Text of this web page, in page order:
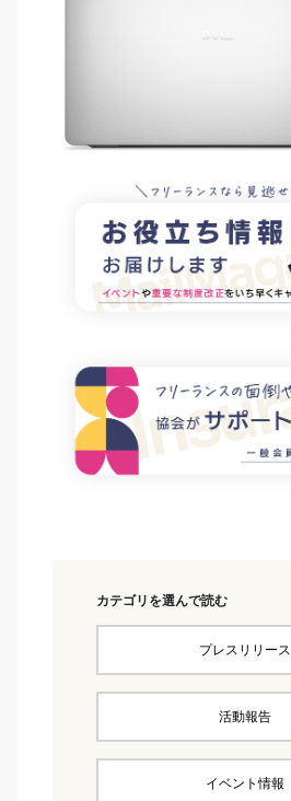
カテゴリを選んで読む
プレスリリース
活動報告
イベント情報